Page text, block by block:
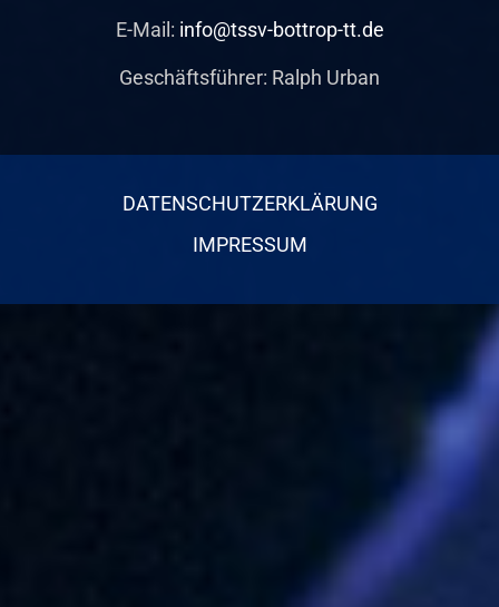
E-Mail: info@tssv-bottrop-tt.de
Geschäftsführer: Ralph Urban
DATENSCHUTZERKLÄRUNG
IMPRESSUM